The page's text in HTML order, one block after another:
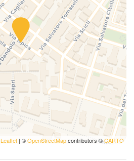
Leaflet | ©OpenStreetMapcontributors ©CARTO